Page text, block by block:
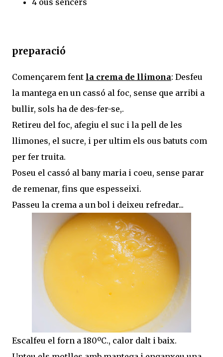
4 ous sencers
preparació
Començarem fent la crema de llimona: Desfeu
la mantega en un cassó al foc, sense que arribi a
bullir, sols ha de des-fer-se,.
Retireu del foc, afegiu el suc i la pell de les
llimones, el sucre, i per ultim els ous batuts com
per fer truita.
Poseu el cassó al bany maria i coeu, sense parar
de remenar, fins que espesseixi.
Passeu la crema a un bol i deixeu refredar...
Escalfeu el forn a 180ºC., calor dalt i baix.